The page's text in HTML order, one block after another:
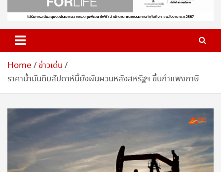
Home
ข่าวเด่น
ราคาน้ำมันดิบสัปดาห์นี้ยังผันผวนหลังสหรัฐฯ ขึ้นกำแพงภาษี